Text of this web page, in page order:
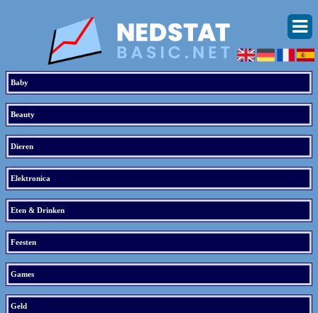
Baby
Beauty
Dieren
Elektronica
Eten & Drinken
Feesten
Games
Geld